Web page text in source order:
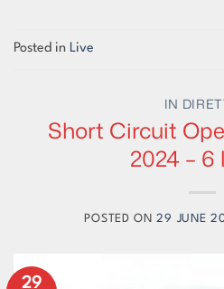
Posted in Live
IN
Short Circuit
2024 – 6
POSTED ON29 JUNE
29